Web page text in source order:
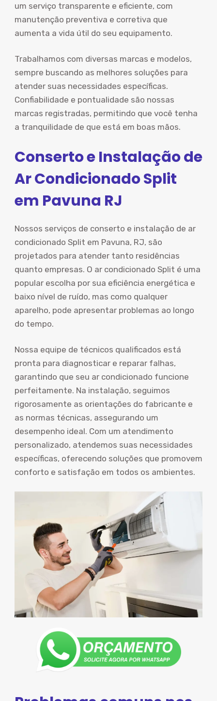
um serviço transparente e eficiente, com
manutenção preventiva e corretiva que
aumenta a vida útil do seu equipamento.
Trabalhamos com diversas marcas e modelos,
sempre buscando as melhores soluções para
atender suas necessidades específicas.
Confiabilidade e pontualidade são nossas
marcas registradas, permitindo que você tenha
a tranquilidade de que está em boas mãos.
Conserto e Instalação de
Ar Condicionado Split
em Pavuna RJ
Nossos serviços de conserto e instalação de ar
condicionado Split em Pavuna, RJ, são
projetados para atender tanto residências
quanto empresas. O ar condicionado Split é uma
popular escolha por sua eficiência energética e
baixo nível de ruído, mas como qualquer
aparelho, pode apresentar problemas ao longo
do tempo.
Nossa equipe de técnicos qualificados está
pronta para diagnosticar e reparar falhas,
garantindo que seu ar condicionado funcione
perfeitamente. Na instalação, seguimos
rigorosamente as orientações do fabricante e
as normas técnicas, assegurando um
desempenho ideal. Com um atendimento
personalizado, atendemos suas necessidades
específicas, oferecendo soluções que promovem
conforto e satisfação em todos os ambientes.